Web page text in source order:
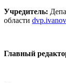
Учредитель:
области
Главный